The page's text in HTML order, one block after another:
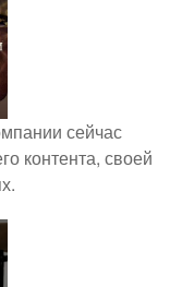
сейчас
контента, своей